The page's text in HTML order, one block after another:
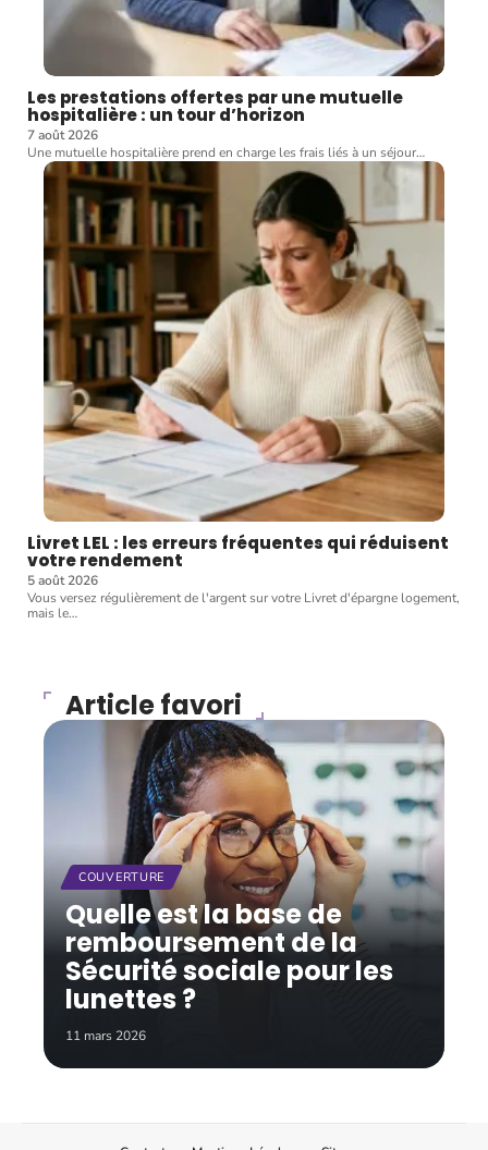
Les prestations offertes par une mutuelle
hospitalière : un tour d’horizon
7 août 2026
Une mutuelle hospitalière prend en charge les frais liés à un séjour…
Livret LEL : les erreurs fréquentes qui réduisent
votre rendement
5 août 2026
Vous versez régulièrement de l'argent sur votre Livret d'épargne logement,
mais le…
Article favori
COUVERTURE
Quelle est la base de
remboursement de la
Sécurité sociale pour les
lunettes ?
11 mars 2026